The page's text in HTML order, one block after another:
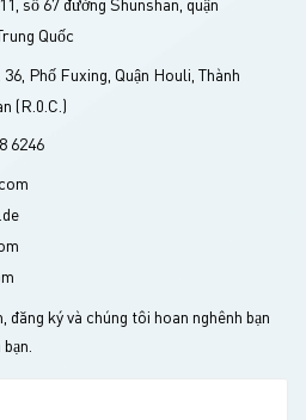
Quốc
Phố Fuxing, Quận Houli, Thành
(R.0.C.)
6246
đăng ký và chúng tôi hoan nghênh bạn